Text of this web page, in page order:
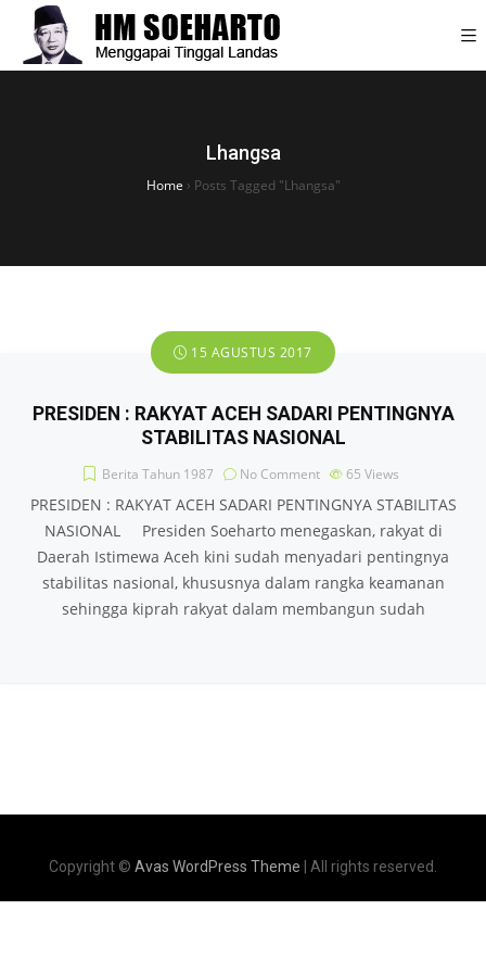
Lhangsa
Home › Posts Tagged "Lhangsa"
15 AGUSTUS 2017
PRESIDEN : RAKYAT ACEH SADARI PENTINGNYA
STABILITAS NASIONAL
Berita Tahun 1987 No Comment 65 Views
PRESIDEN : RAKYAT ACEH SADARI PENTINGNYA STABILITAS
NASIONAL Presiden Soeharto menegaskan, rakyat di
Daerah Istimewa Aceh kini sudah menyadari pentingnya
stabilitas nasional, khususnya dalam rangka keamanan
sehingga kiprah rakyat dalam membangun sudah
Copyright © Avas WordPress Theme | All rights reserved.